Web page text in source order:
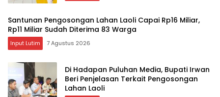
Santunan Pengosongan Lahan Laoli Capai Rp16 Miliar,
Rp11 Miliar Sudah Diterima 83 Warga
Input Lutim 7 Agustus 2026
Di Hadapan Puluhan Media, Bupati Irwan
Beri Penjelasan Terkait Pengosongan
Lahan Laoli